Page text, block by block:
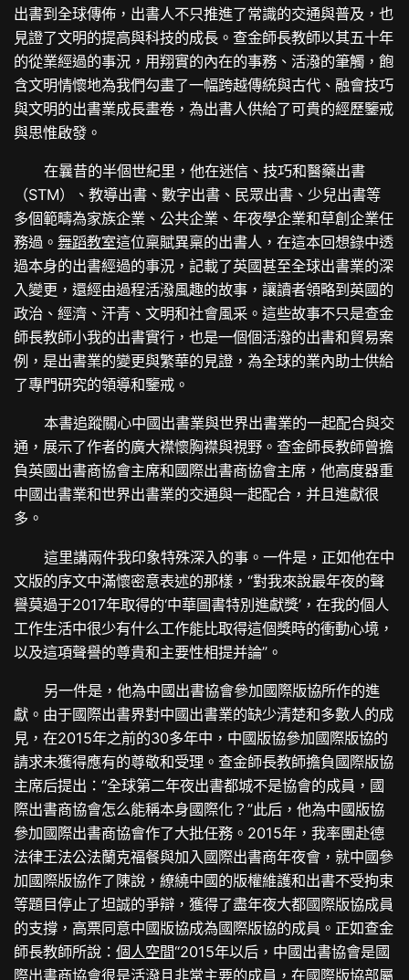
出書到全球傳佈，出書人不只推進了常識的交通與普及，也
見證了文明的提高與科技的成長。查金師長教師以其五十年
的從業經過的事況，用翔實的內在的事務、活潑的筆觸，飽
含文明情懷地為我們勾畫了一幅跨越傳統與古代、融會技巧
與文明的出書業成長畫卷，為出書人供給了可貴的經歷鑒戒
與思惟啟發。
在曩昔的半個世紀里，他在迷信、技巧和醫藥出書
（STM）、教導出書、數字出書、民眾出書、少兒出書等
多個範疇為家族企業、公共企業、年夜學企業和草創企業任
務過。舞蹈教室這位稟賦異稟的出書人，在這本回想錄中透
過本身的出書經過的事況，記載了英國甚至全球出書業的深
入變更，還經由過程活潑風趣的故事，讓讀者領略到英國的
政治、經濟、汗青、文明和社會風采。這些故事不只是查金
師長教師小我的出書實行，也是一個個活潑的出書和貿易案
例，是出書業的變更與繁華的見證，為全球的業內助士供給
了專門研究的領導和鑒戒。
本書追蹤關心中國出書業與世界出書業的一起配合與交
通，展示了作者的廣大襟懷胸襟與視野。查金師長教師曾擔
負英國出書商協會主席和國際出書商協會主席，他高度器重
中國出書業和世界出書業的交通與一起配合，并且進獻很
多。
這里講兩件我印象特殊深入的事。一件是，正如他在中
文版的序文中滿懷密意表述的那樣，“對我來說最年夜的聲
譽莫過于2017年取得的‘中華圖書特別進獻獎’，在我的個人
工作生活中很少有什么工作能比取得這個獎時的衝動心境，
以及這項聲譽的尊貴和主要性相提并論”。
另一件是，他為中國出書協會參加國際版協所作的進
獻。由于國際出書界對中國出書業的缺少清楚和多數人的成
見，在2015年之前的30多年中，中國版協參加國際版協的
請求未獲得應有的尊敬和受理。查金師長教師擔負國際版協
主席后提出：“全球第二年夜出書都城不是協會的成員，國
際出書商協會怎么能稱本身國際化？”此后，他為中國版協
參加國際出書商協會作了大批任務。2015年，我率團赴德
法律王法公法蘭克福餐與加入國際出書商年夜會，就中國參
加國際版協作了陳說，繚繞中國的版權維護和出書不受拘束
等題目停止了坦誠的爭辯，獲得了盡年夜大都國際版協成員
的支撐，高票同意中國版協成為國際版協的成員。正如查金
師長教師所說：個人空間“2015年以后，中國出書協會是國
際出書商協會很是活潑且非常主要的成員，在國際版協部屬